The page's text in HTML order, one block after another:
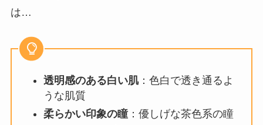
は…
透明感のある白い肌：色白で透き通るよ
うな肌質
柔らかい印象の瞳：優しげな茶色系の瞳